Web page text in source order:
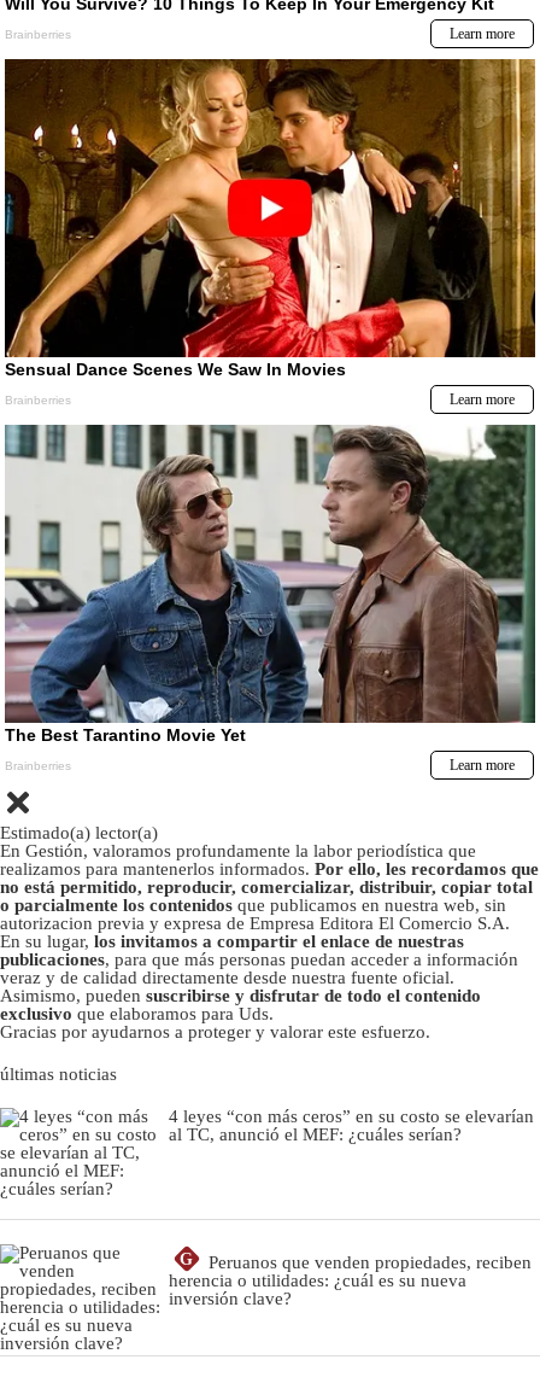
Estimado(a) lector(a)
En Gestión, valoramos profundamente la labor periodística que
realizamos para mantenerlos informados. Por ello, les recordamos que
no está permitido, reproducir, comercializar, distribuir, copiar total
o parcialmente los contenidos que publicamos en nuestra web, sin
autorizacion previa y expresa de Empresa Editora El Comercio S.A.
En su lugar, los invitamos a compartir el enlace de nuestras
publicaciones, para que más personas puedan acceder a información
veraz y de calidad directamente desde nuestra fuente oficial.
Asimismo, pueden suscribirse y disfrutar de todo el contenido
exclusivo que elaboramos para Uds.
Gracias por ayudarnos a proteger y valorar este esfuerzo.
últimas noticias
4 leyes “con más ceros” en su costo se elevarían
al TC, anunció el MEF: ¿cuáles serían?
G
Peruanos que venden propiedades, reciben
herencia o utilidades: ¿cuál es su nueva
inversión clave?